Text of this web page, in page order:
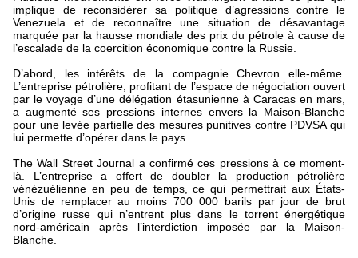
implique de reconsidérer sa politique d’agressions contre le
Venezuela et de reconnaître une situation de désavantage
marquée par la hausse mondiale des prix du pétrole à cause de
l’escalade de la coercition économique contre la Russie.
D’abord, les intérêts de la compagnie Chevron elle-même.
L’entreprise pétrolière, profitant de l’espace de négociation ouvert
par le voyage d’une délégation étasunienne à Caracas en mars,
a augmenté ses pressions internes envers la Maison-Blanche
pour une levée partielle des mesures punitives contre PDVSA qui
lui permette d’opérer dans le pays.
The Wall Street Journal a confirmé ces pressions à ce moment-
là. L’entreprise a offert de doubler la production pétrolière
vénézuélienne en peu de temps, ce qui permettrait aux États-
Unis de remplacer au moins 700 000 barils par jour de brut
d’origine russe qui n’entrent plus dans le torrent énergétique
nord-américain après l’interdiction imposée par la Maison-
Blanche.